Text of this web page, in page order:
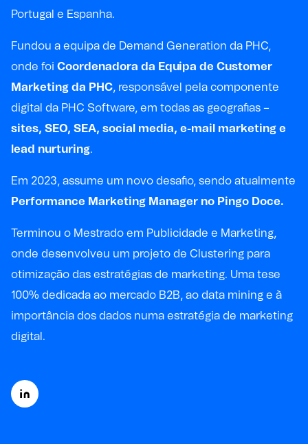
Portugal e Espanha.
Fundou a equipa de Demand Generation da PHC,
onde foi Coordenadora da Equipa de Customer
Marketing da PHC, responsável pela componente
digital da PHC Software, em todas as geografias –
sites, SEO, SEA, social media, e-mail marketing e
lead nurturing.
Em 2023, assume um novo desafio, sendo atualmente
Performance Marketing Manager no Pingo Doce.
Terminou o Mestrado em Publicidade e Marketing,
onde desenvolveu um projeto de Clustering para
otimização das estratégias de marketing. Uma tese
100% dedicada ao mercado B2B, ao data mining e à
importância dos dados numa estratégia de marketing
digital.